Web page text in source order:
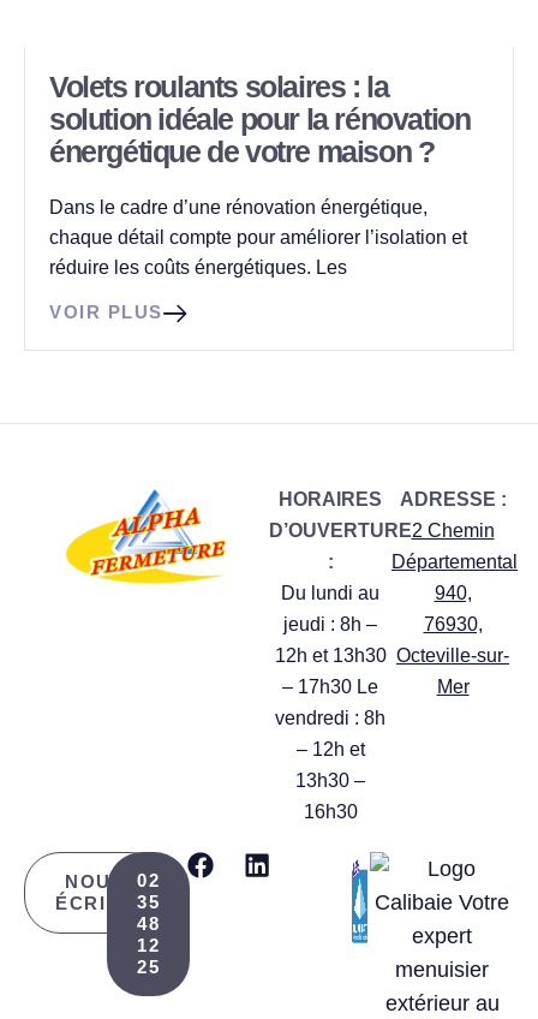
Volets roulants solaires : la
solution idéale pour la rénovation
énergétique de votre maison ?
Dans le cadre d’une rénovation énergétique,
chaque détail compte pour améliorer l’isolation et
réduire les coûts énergétiques. Les
VOIR PLUS
HORAIRES
D’OUVERTURE
:
Du lundi au
jeudi : 8h –
12h et 13h30
– 17h30 Le
vendredi : 8h
– 12h et
13h30 –
16h30
ADRESSE :
2 Chemin
Départemental
940,
76930,
Octeville-sur-
Mer
NOUS
ÉCRIRE
02
35
48
12
25